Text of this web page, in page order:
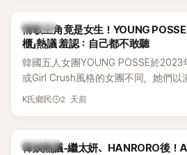
K-POP
情歌主角竟是女生！YOUNG
櫃」熱議 羞認：自己都不敢聽
韓國五人女團YOUNG POSSE於
或Girl Crush風格的女團不同，她們以
創Rap及成員親自參與創作為特色，
為第五代女團中極具辨識度的新生代代
K氏鄉民 2 天前
熱議討論
韓娛熱議-繼太妍、HANRORO後！